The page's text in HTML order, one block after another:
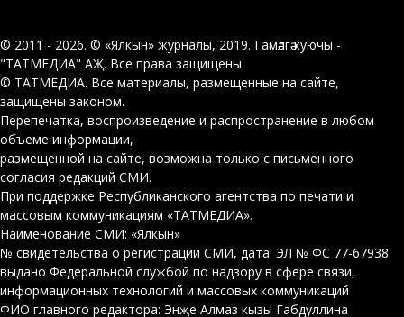
© 2011 - 2026. © «Ялкын» журналы, 2019. Гамәлгә куючы -
"ТАТМЕДИА" АҖ. Все права защищены.
© ТАТМЕДИА. Все материалы, размещенные на сайте,
защищены законом.
Перепечатка, воспроизведение и распространение в любом
объеме информации,
размещенной на сайте, возможна только с письменного
согласия редакций СМИ.
При поддержке Республиканского агентства по печати и
массовым коммуникациям «ТАТМЕДИА».
Наименование СМИ: «Ялкын»
№ свидетельства о регистрации СМИ, дата: ЭЛ № ФС 77-67938
выдано Федеральной службой по надзору в сфере связи,
информационных технологий и массовых коммуникаций
ФИО главного редактора: Энҗе Алмаз кызы Габдуллина